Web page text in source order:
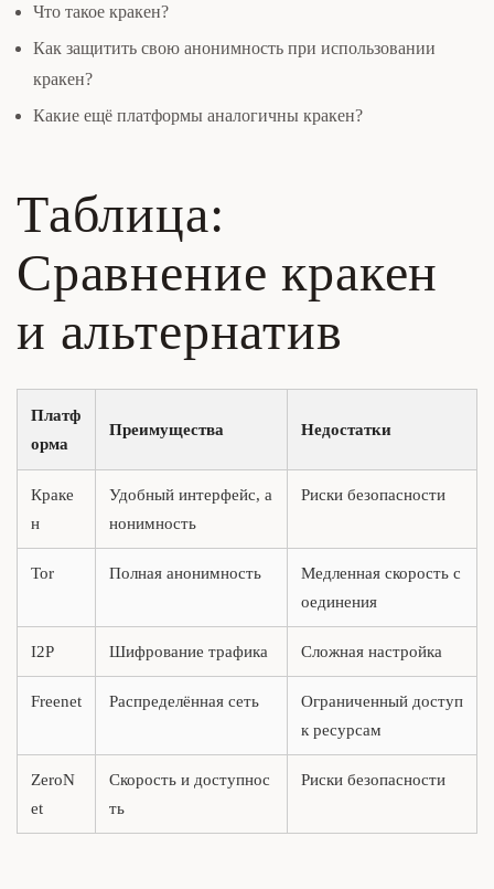
Что такое кракен?
Как защитить свою анонимность при использовании
кракен?
Какие ещё платформы аналогичны кракен?
Таблица:
Сравнение кракен
и альтернатив
Платф
орма
Преимущества Недостатки
Краке
н
Удобный интерфейс, а
нонимность
Риски безопасности
Tor Полная анонимность
Медленная скорость с
оединения
I2P Шифрование трафика Сложная настройка
Freenet Распределённая сеть
Ограниченный доступ
к ресурсам
ZeroN
et
Скорость и доступнос
ть
Риски безопасности